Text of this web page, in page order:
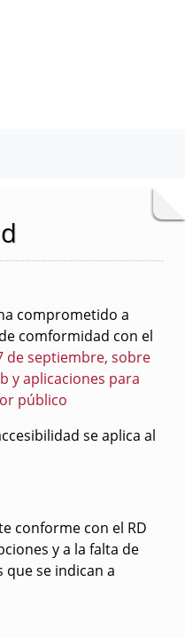
comprometido a
comformidad con el
de septiembre, sobre
y aplicaciones para
público
se aplica al
conforme con el RD
y a la falta de
se indican a